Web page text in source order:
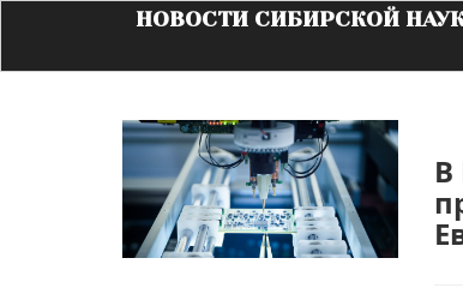
НОВОСТИ СИБИРСКОЙ
В